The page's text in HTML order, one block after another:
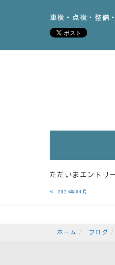
車検・点検・整備
ただいまエントリ
« 2025年04月
ホーム ブログ